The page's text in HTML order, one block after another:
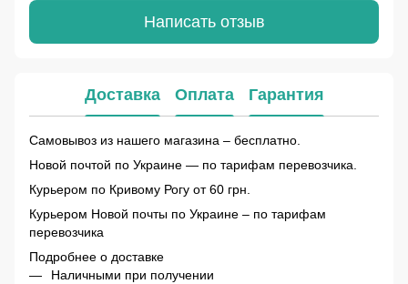
Написать отзыв
Доставка Оплата Гарантия
Самовывоз из нашего магазина – бесплатно.
Новой почтой по Украине — по тарифам перевозчика.
Курьером по Кривому Рогу от 60 грн.
Курьером Новой почты по Украине – по тарифам
перевозчика
Подробнее о доставке
Наличными при получении